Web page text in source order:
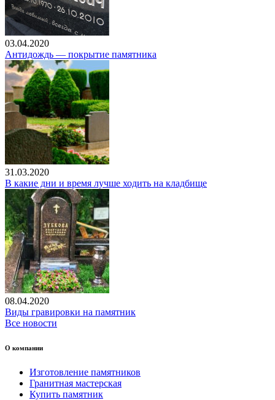
03.04.2020
Антидождь — покрытие памятника
31.03.2020
В какие дни и время лучше ходить на кладбище
08.04.2020
Виды гравировки на памятник
Все новости
О компании
Изготовление памятников
Гранитная мастерская
Купить памятник